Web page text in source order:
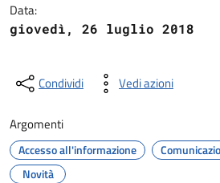
Data:
giovedì, 26 luglio 2018
Condividi Vedi azioni
Argomenti
Accesso all'informazione
Novità